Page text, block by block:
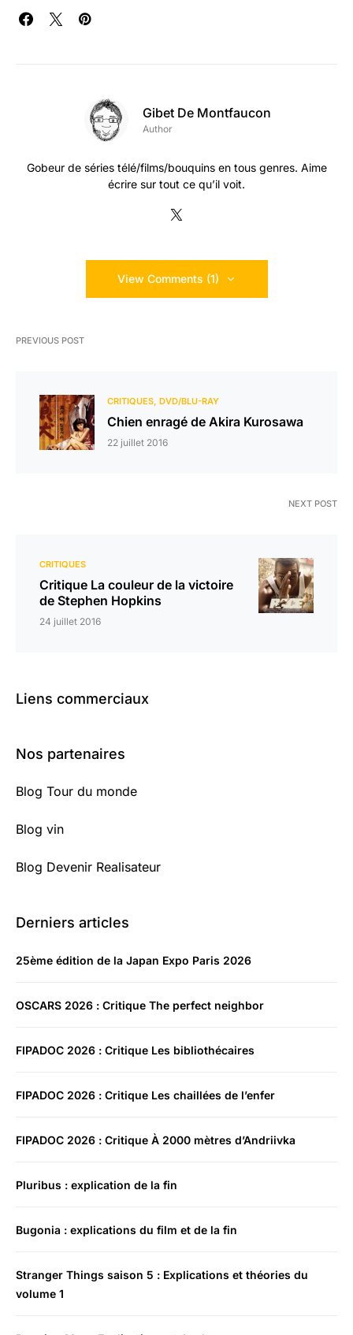
Gibet De Montfaucon
Author
Gobeur de séries télé/films/bouquins en tous genres. Aime
écrire sur tout ce qu’il voit.
View Comments (1)
PREVIOUS POST
CRITIQUES DVD/BLU-RAY
Chien enragé de Akira Kurosawa
22 juillet 2016
NEXT POST
CRITIQUES
Critique La couleur de la victoire
de Stephen Hopkins
24 juillet 2016
Liens commerciaux
Nos partenaires
Blog Tour du monde
Blog vin
Blog Devenir Realisateur
Derniers articles
25ème édition de la Japan Expo Paris 2026
OSCARS 2026 : Critique The perfect neighbor
FIPADOC 2026 : Critique Les bibliothécaires
FIPADOC 2026 : Critique Les chaillées de l’enfer
FIPADOC 2026 : Critique À 2000 mètres d’Andriivka
Pluribus : explication de la fin
Bugonia : explications du film et de la fin
Stranger Things saison 5 : Explications et théories du
volume 1